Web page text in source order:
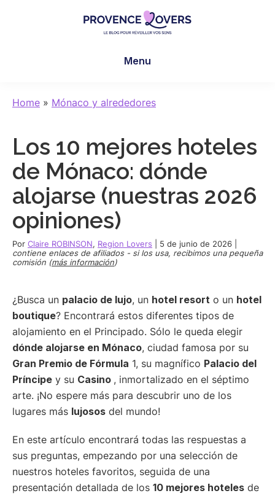
en
Le
de
Claire
Manu
Menu
Home » Mónaco y alrededores
Los 10 mejores hoteles
de Mónaco: dónde
alojarse (nuestras 2026
opiniones)
Por Claire ROBINSON, Region Lovers 5 de junio de 2026
contiene enlaces de afiliados - si los usa, recibimos una pequeña
comisión (más información)
¿Busca un palacio de lujo, un hotel resort o un hotel
boutique? Encontrará estos diferentes tipos de
alojamiento en el Principado. Sólo le queda elegir
dónde alojarse en Mónaco, ciudad famosa por su
Gran Premio de Fórmula 1, su magnífico Palacio del
Príncipe y su Casino , inmortalizado en el séptimo
arte. ¡No espere más para descubrir uno de los
lugares más lujosos del mundo!
En este artículo encontrará todas las respuestas a
sus preguntas, empezando por una selección de
nuestros hoteles favoritos, seguida de una
presentación detallada de los 10 mejores hoteles de